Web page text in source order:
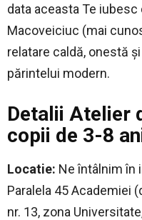
data aceasta Te
Macoveiciuc (mai
relatare caldă, onestă
părintelui modern.
Detalii Atelier
copii de 3-8
Locatie: Ne întâlnim în
Paralela 45 Academiei
nr. 13, zona